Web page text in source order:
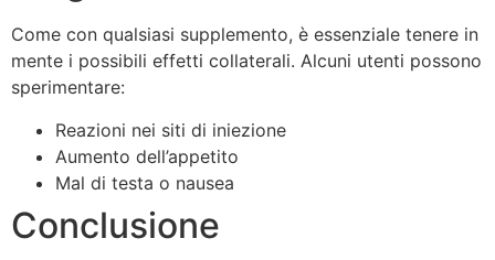
Come con qualsiasi supplemento, è essenziale tenere in
mente i possibili effetti collaterali. Alcuni utenti possono
sperimentare:
Reazioni nei siti di iniezione
Aumento dell’appetito
Mal di testa o nausea
Conclusione